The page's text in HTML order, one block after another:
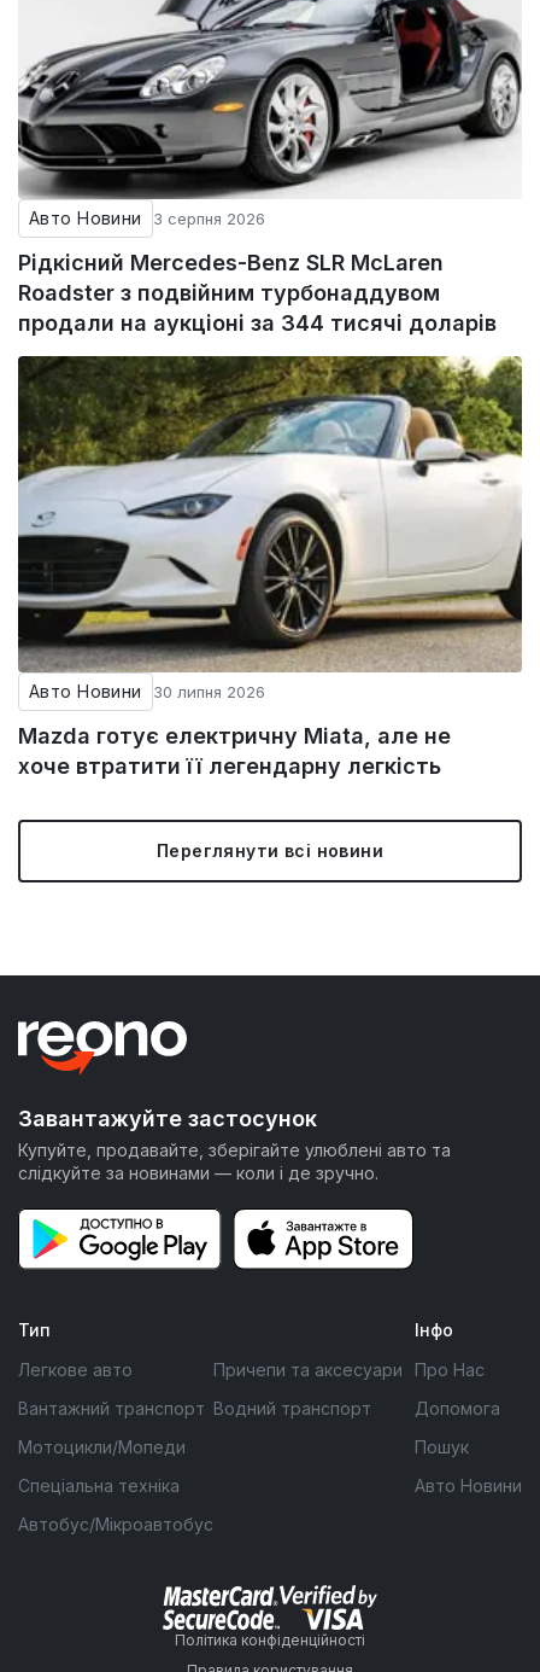
Авто Новини 3 серпня 2026
Рідкісний Mercedes-Benz SLR McLaren
Roadster з подвійним турбонаддувом
продали на аукціоні за 344 тисячі доларів
Авто Новини 30 липня 2026
Mazda готує електричну Miata, але не
хоче втратити її легендарну легкість
Переглянути всі новини
Завантажуйте застосунок
Купуйте, продавайте, зберігайте улюблені авто та
слідкуйте за новинами — коли і де зручно.
Тип
Легкове авто
Вантажний транспорт
Мотоцикли/Мопеди
Спеціальна техніка
Автобус/Мікроавтобус
Причепи та аксесуари
Водний транспорт
Інфо
Про Нас
Допомога
Пошук
Авто Новини
Політика конфіденційності